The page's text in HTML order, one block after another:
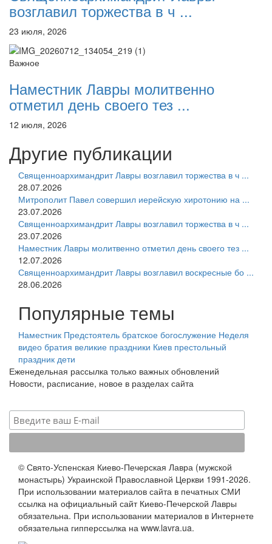
возглавил торжества в ч ...
23 июля, 2026
Важное
Наместник Лавры молитвенно
отметил день своего тез ...
12 июля, 2026
Другие публикации
Священноархимандрит Лавры возглавил торжества в ч ...
28.07.2026
Митрополит Павел совершил иерейскую хиротонию на ...
23.07.2026
Священноархимандрит Лавры возглавил торжества в ч ...
23.07.2026
Наместник Лавры молитвенно отметил день своего тез ...
12.07.2026
Священноархимандрит Лавры возглавил воскресные бо ...
28.06.2026
Популярные темы
Наместник Предстоятель братское богослужение Неделя
видео братия великие праздники Киев престольный
праздник дети
Еженедельная рассылка только важных обновлений
Новости, расписание, новое в разделах сайта
© Свято-Успенская Киево-Печерская Лавра (мужской
монастырь) Украинской Православной Церкви 1991-2026.
При использовании материалов сайта в печатных СМИ
ссылка на официальный сайт Киево-Печерской Лавры
обязательна. При использовании материалов в Интернете
обязательна гипперссылка на www.lavra.ua.